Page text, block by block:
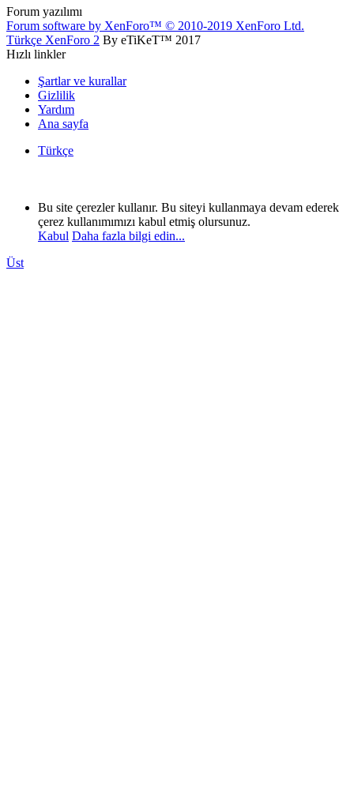
Forum yazılımı
Forum software by XenForo™ © 2010-2019 XenForo Ltd.
Türkçe XenForo 2 By eTiKeT™ 2017
Hızlı linkler
Şartlar ve kurallar
Gizlilik
Yardım
Ana sayfa
Türkçe
Bu site çerezler kullanır. Bu siteyi kullanmaya devam ederek
çerez kullanımımızı kabul etmiş olursunuz.
Kabul Daha fazla bilgi edin...
Üst